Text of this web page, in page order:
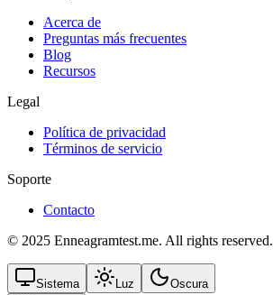
Acerca de
Preguntas más frecuentes
Blog
Recursos
Legal
Política de privacidad
Términos de servicio
Soporte
Contacto
© 2025 Enneagramtest.me. All rights reserved.
Sistema Luz Oscura